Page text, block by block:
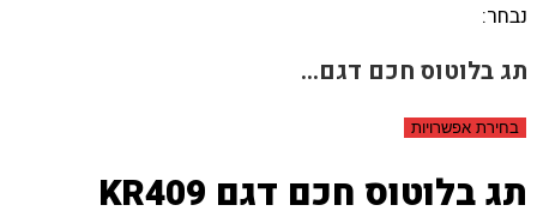
נבחר:
תג בלוטוס חכם דגם…
בחירת אפשרויות
תג בלוטוס חכם דגם KR409